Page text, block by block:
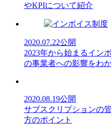
やKPIについて紹介
2020.07.22公開
2023年から始まるイン
の事業者への影響をわ
2020.08.19公開
サブスクリプションの
方のポイント